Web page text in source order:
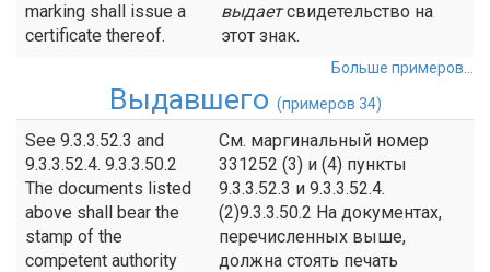
marking shall issue a
certificate thereof.
выдаетсвидетельство на
этот знак.
Больше примеров...
Выдавшего (примеров 34)
See 9.3.3.52.3 and
9.3.3.52.4. 9.3.3.50.2
The documents listed
above shall bear the
stamp of the
competent authority
См. маргинальный номер
331252 (3) и (4) пункты
9.3.3.52.3 и 9.3.3.52.4.
(2)9.3.3.50.2 На документах,
перечисленных выше,
должна стоять печать